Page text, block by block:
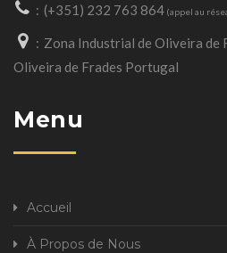
(+351) 232 763 864 (appel au
Zona Industrial de Oliveira
Oliveira de Frades Portugal
Menu
Accueil
À Propos de Nous